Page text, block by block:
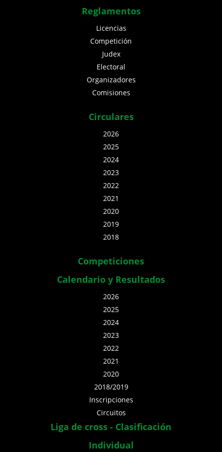
Reglamentos
Licencias
Competición
Judex
Electoral
Organizadores
Comisiones
Circulares
2026
2025
2024
2023
2022
2021
2020
2019
2018
Competiciones
Calendario y Resultados
2026
2025
2024
2023
2022
2021
2020
2018/2019
Inscripciones
Circuitos
Liga de cross - Clasificación
Individual